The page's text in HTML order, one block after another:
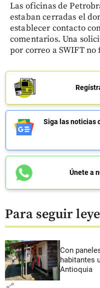
Las oficinas de
estaban cerradas el
establecer contacto
comentarios. Una
por correo a SWIFT
Siga las noticias
Únete a
Para seguir
Con
habitantes
Antioquia